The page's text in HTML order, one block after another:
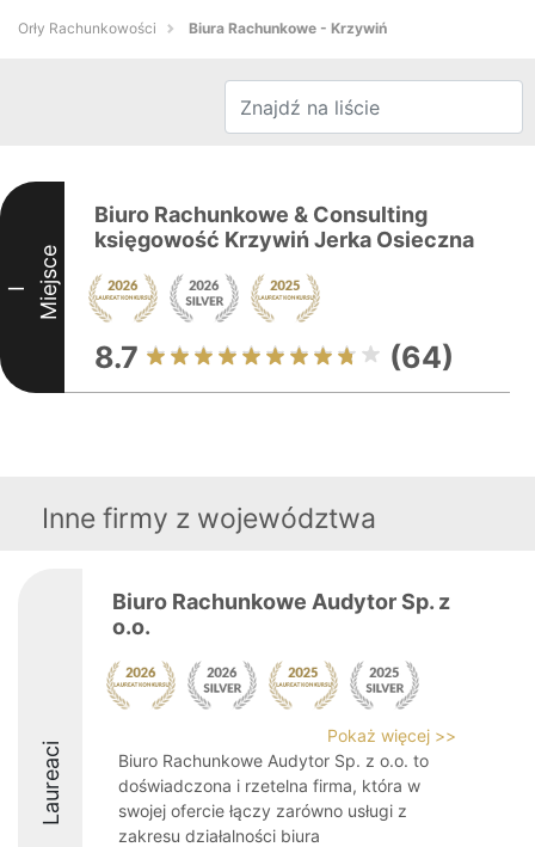
Orły Rachunkowości Biura Rachunkowe - Krzywiń
I Miejsce
Biuro Rachunkowe & Consulting
księgowość Krzywiń Jerka Osieczna
8.7 (64)
Inne firmy z województwa
Laureaci
Biuro Rachunkowe Audytor Sp. z
o.o.
Pokaż więcej >>
Biuro Rachunkowe Audytor Sp. z o.o. to
doświadczona i rzetelna firma, która w
swojej ofercie łączy zarówno usługi z
zakresu działalności biura